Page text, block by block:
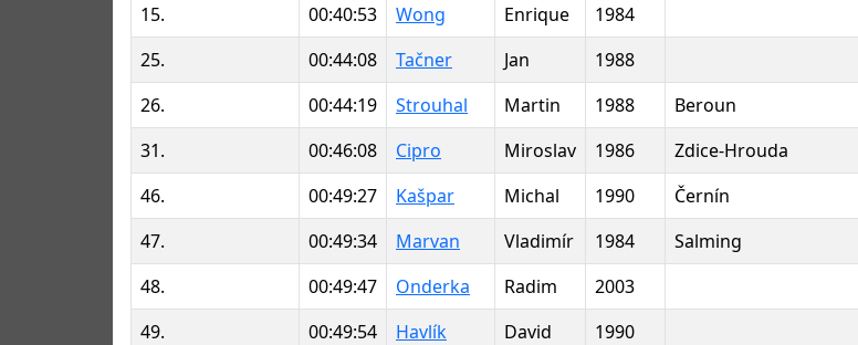
15.
00:40:53 Wong Enrique 1984
25.
00:44:08 Tačner Jan 1988
26.
00:44:19 Strouhal Martin 1988 Beroun
31.
00:46:08 Cipro Miroslav 1986 Zdice-Hrouda
46.
00:49:27 Kašpar Michal 1990 Černín
47.
00:49:34 Marvan Vladimír 1984 Salming
48.
00:49:47 Onderka Radim 2003
49.
00:49:54 Havlík David 1990